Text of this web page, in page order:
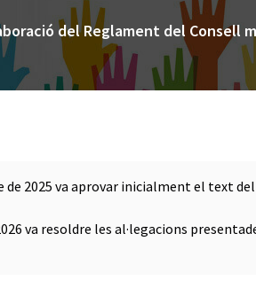
del Reglament del Consell
de 2025 va aprovar inicialment el text
va resoldre les al·legacions